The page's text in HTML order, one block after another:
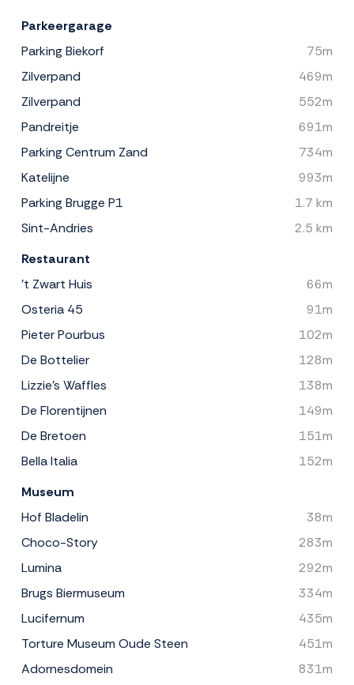
Parkeergarage
Parking Biekorf
75m
Zilverpand
469m
Zilverpand
552m
Pandreitje
691m
Parking Centrum Zand
734m
Katelijne
993m
Parking Brugge P1
1.7 km
Sint-Andries
2.5 km
Restaurant
't Zwart Huis
66m
Osteria 45
91m
Pieter Pourbus
102m
De Bottelier
128m
Lizzie's Waffles
138m
De Florentijnen
149m
De Bretoen
151m
Bella Italia
152m
Museum
Hof Bladelin
38m
Choco-Story
283m
Lumina
292m
Brugs Biermuseum
334m
Lucifernum
435m
Torture Museum Oude Steen
451m
Adornesdomein
831m